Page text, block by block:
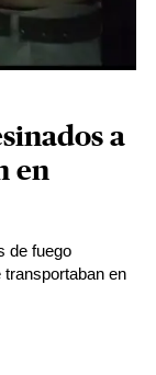
a
en
de fuego
en